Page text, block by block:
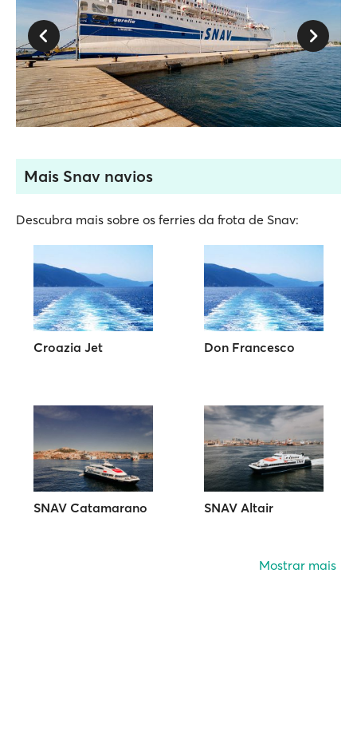
Mais Snav navios
Descubra mais sobre os ferries da frota de Snav:
Croazia Jet Don Francesco
SNAV Catamarano SNAV Altair
Mostrar mais